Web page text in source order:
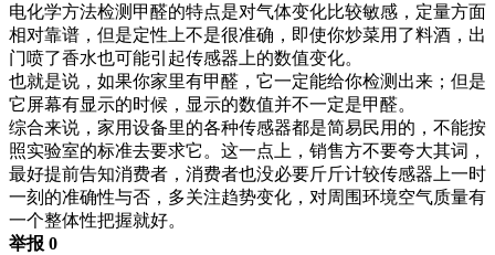
电化学方法检测甲醛的特点是对气体变化比较敏感，定量方面
相对靠谱，但是定性上不是很准确，即使你炒菜用了料酒，出
门喷了香水也可能引起传感器上的数值变化。
也就是说，如果你家里有甲醛，它一定能给你检测出来；但是
它屏幕有显示的时候，显示的数值并不一定是甲醛。
综合来说，家用设备里的各种传感器都是简易民用的，不能按
照实验室的标准去要求它。这一点上，销售方不要夸大其词，
最好提前告知消费者，消费者也没必要斤斤计较传感器上一时
一刻的准确性与否，多关注趋势变化，对周围环境空气质量有
一个整体性把握就好。
举报 0